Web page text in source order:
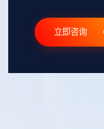
立即咨询